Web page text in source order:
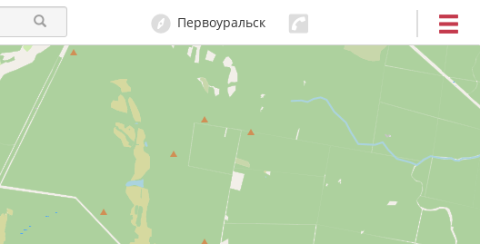
Первоуральск